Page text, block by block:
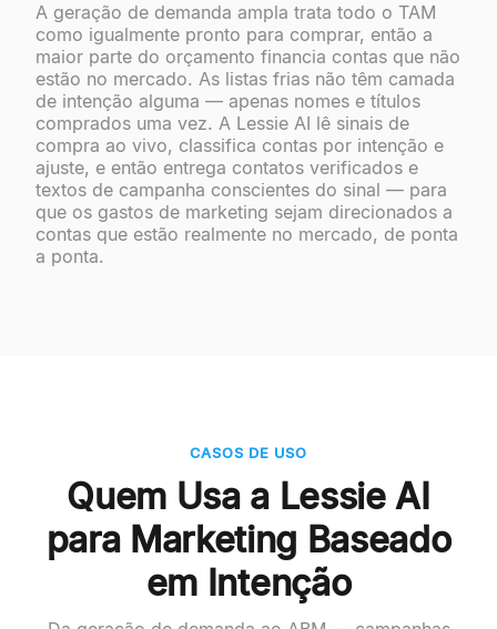
A geração de demanda ampla trata todo o TAM
como igualmente pronto para comprar, então a
maior parte do orçamento financia contas que não
estão no mercado. As listas frias não têm camada
de intenção alguma — apenas nomes e títulos
comprados uma vez. A Lessie AI lê sinais de
compra ao vivo, classifica contas por intenção e
ajuste, e então entrega contatos verificados e
textos de campanha conscientes do sinal — para
que os gastos de marketing sejam direcionados a
contas que estão realmente no mercado, de ponta
a ponta.
CASOS DE USO
Quem Usa a Lessie AI
para Marketing Baseado
em Intenção